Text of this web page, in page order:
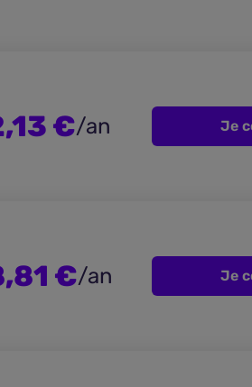
€/an Je
€/an Je